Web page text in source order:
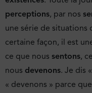
perceptions, par nos
une série de situations
certaine façon, il est
ce que nous sentons,
nous devenons. Je dis
« devenons » parce